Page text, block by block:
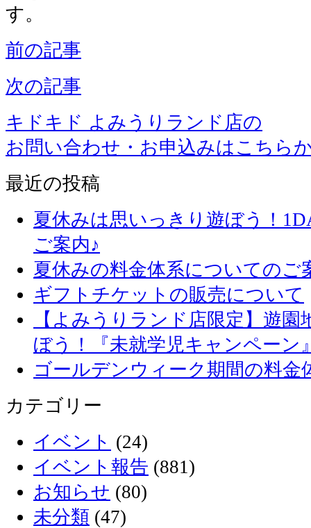
す。
前の記事
次の記事
キドキド よみうりランド店の
お問い合わせ・お申込みはこちら
最近の投稿
夏休みは思いっきり遊ぼう！
ご案内♪
夏休みの料金体系についてのご
ギフトチケットの販売について
【よみうりランド店限定】遊
ぼう！『未就学児キャンペーン
ゴールデンウィーク期間の料金
カテゴリー
イベント (24)
イベント報告 (881)
お知らせ (80)
未分類 (47)